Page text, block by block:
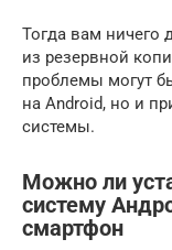
Тогда вам ничего
из резервной
проблемы могут
на Android, но и
системы.
Можно ли
систему
смартфон